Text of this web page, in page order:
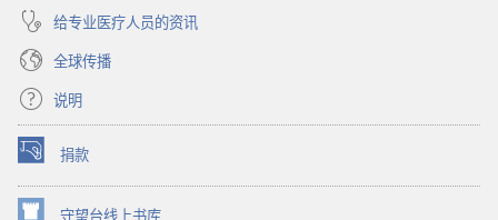
给专业医疗人员的资讯
全球传播
说明
捐款
（打
开
新
守望台线上书库